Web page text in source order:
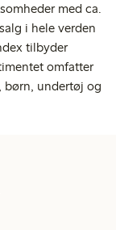
med ca.
i hele verden
tilbyder
omfatter
børn, undertøj og